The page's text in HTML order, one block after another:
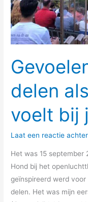
delen
voelt bij
Laat een reactie achter
Het was 15 september
Hond bij het
geïnspireerd werd
delen. Het was mijn
voelt
bij
jezelf